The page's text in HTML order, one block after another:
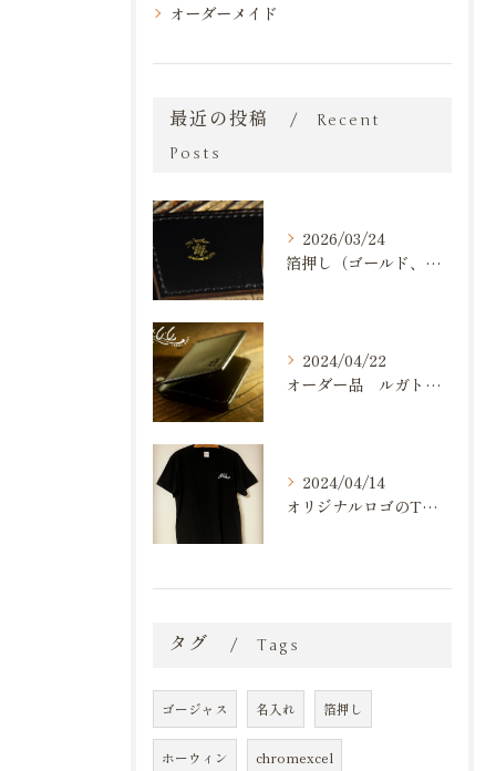
オーダーメイド
最近の投稿
Recent
Posts
2026/03/24
箔押し（ゴールド、シルバー）が出来るようになりました。
2024/04/22
オーダー品 ルガトショルダー 名刺入れ
2024/04/14
オリジナルロゴのTシャツ作りました💪
タグ Tags
ゴージャス 名入れ 箔押し
ホーウィン chromexcel